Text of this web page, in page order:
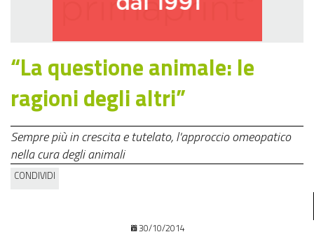
“La questione animale: le
ragioni degli altri”
Sempre più in crescita e tutelato, l'approccio omeopatico
nella cura degli animali
CONDIVIDI
30/10/2014